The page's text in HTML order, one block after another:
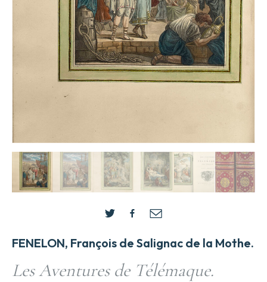
FENELON, François de Salignac de la Mothe.
Les Aventures de Télémaque.